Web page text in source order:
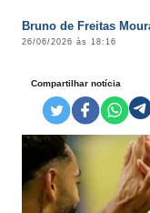
Bruno de Freitas
26/06/2026 às 18:16
Compartilhar notícia